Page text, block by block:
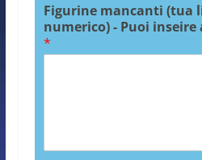
Figurine mancanti (tua
numerico) - Puoi
*